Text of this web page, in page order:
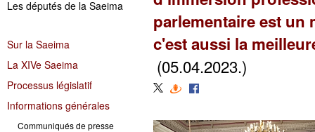
Les députés de la Saeima
Sur la Saeima
La XIVe Saeima
Processus législatif
Informations générales
Communiqués de presse
parlementaire est un
c'est aussi la
(05.04.2023.)